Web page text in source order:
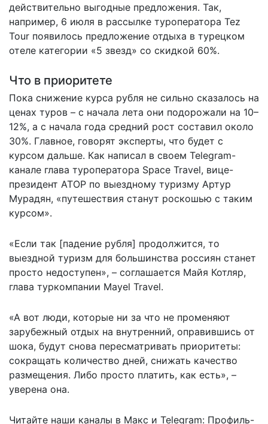
действительно выгодные предложения. Так,
например, 6 июля в рассылке туроператора Tez
Tour появилось предложение отдыха в турецком
отеле категории «5 звезд» со скидкой 60%.
Что в приоритете
Пока снижение курса рубля не сильно сказалось на
ценах туров – с начала лета они подорожали на 10–
12%, а с начала года средний рост составил около
30%. Главное, говорят эксперты, что будет с
курсом дальше. Как написал в своем Telegram-
канале глава туроператора Space Travel, вице-
президент АТОР по выездному туризму Артур
Мурадян, «путешествия станут роскошью с таким
курсом».
«Если так [падение рубля] продолжится, то
выездной туризм для большинства россиян станет
просто недоступен», – соглашается Майя Котляр,
глава туркомпании Mayel Travel.
«А вот люди, которые ни за что не променяют
зарубежный отдых на внутренний, оправившись от
шока, будут снова пересматривать приоритеты:
сокращать количество дней, снижать качество
размещения. Либо просто платить, как есть», –
уверена она.
Читайте наши каналы в Макс и Telegram: Профиль-